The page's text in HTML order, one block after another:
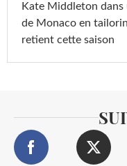
Kate Middleton
de Monaco en
retient cette saison